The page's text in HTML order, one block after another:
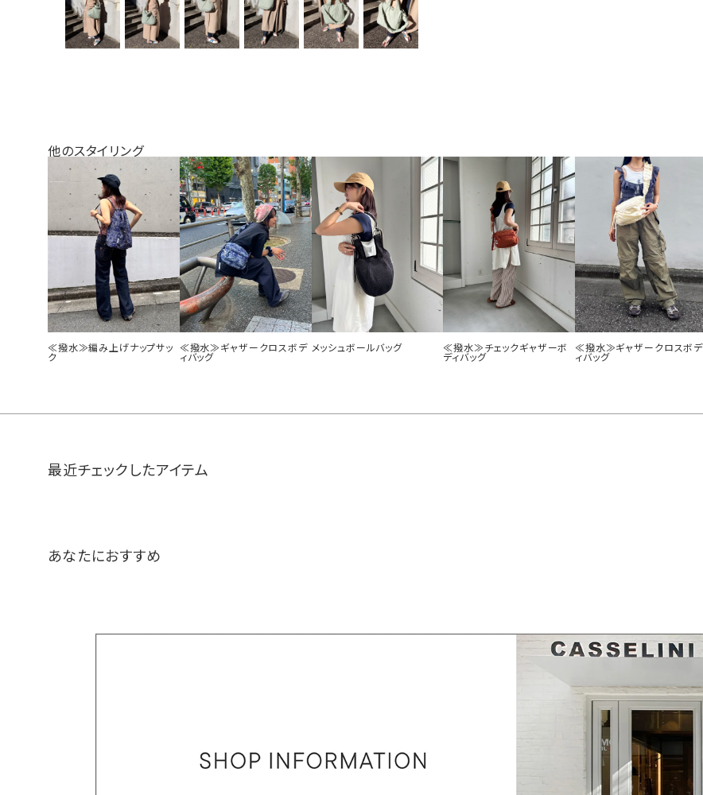
他のスタイリング
≪撥水≫編み上げナップサッ
ク
≪撥水≫ギャザークロスボデ
ィバッグ
メッシュボールバッグ
≪撥水≫チェックギャザーボ
ディバッグ
≪撥水≫ギャザークロスボデ
ィバッグ
最近チェックしたアイテム
あなたにおすすめ